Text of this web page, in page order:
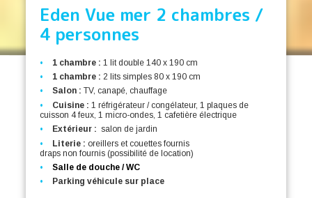
Eden Vue mer 2 chambres /
4 personnes
1 chambre : 1 lit double 140 x 190 cm
1 chambre : 2 lits simples 80 x 190 cm
Salon : TV, canapé, chauffage
Cuisine : 1 réfrigérateur / congélateur, 1 plaques de
cuisson 4 feux, 1 micro-ondes, 1 cafetière électrique
Extérieur : salon de jardin
Literie : oreillers et couettes fournis
draps non fournis (possibilité de location)
Salle de douche / WC
Parking véhicule sur place